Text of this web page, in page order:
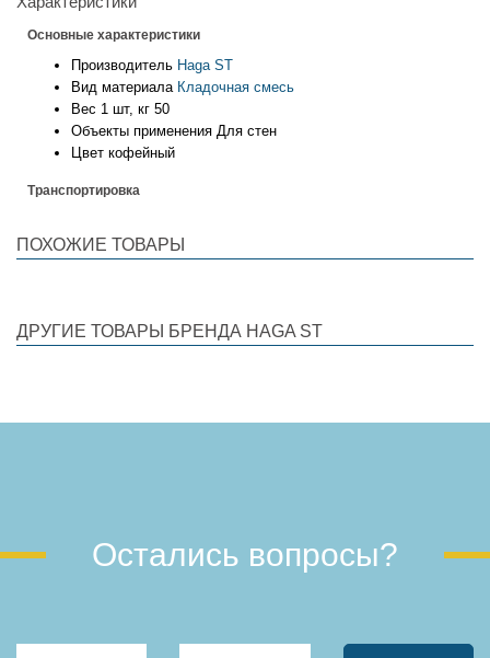
Основные характеристики
Производитель Haga ST
Вид материала Кладочная смесь
Вес 1 шт, кг 50
Объекты применения Для стен
Цвет кофейный
Транспортировка
ПОХОЖИЕ ТОВАРЫ
ДРУГИЕ ТОВАРЫ БРЕНДА HAGA ST
Остались вопросы?